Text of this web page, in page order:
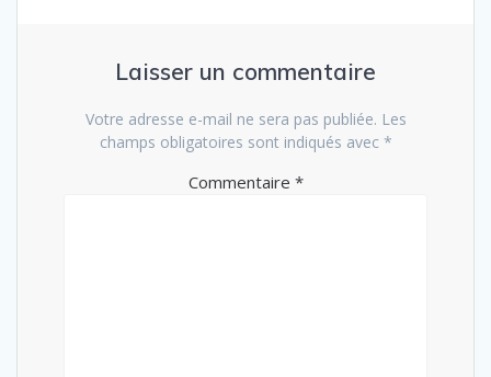
Laisser un commentaire
Votre adresse e-mail ne sera pas publiée. Les
champs obligatoires sont indiqués avec *
Commentaire *